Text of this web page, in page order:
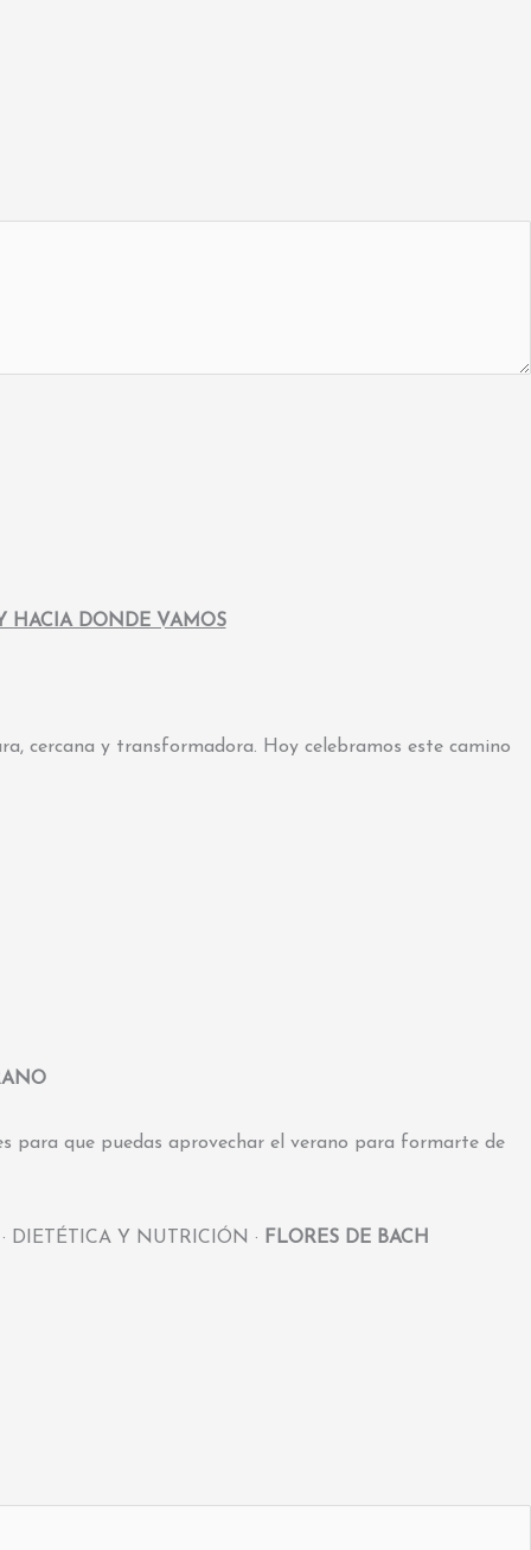
HACIA DONDE VAMOS
cercana y transformadora. Hoy celebramos este camino
para que puedas aprovechar el verano para formarte de
DIETÉTICA Y NUTRICIÓN · FLORES DE BACH